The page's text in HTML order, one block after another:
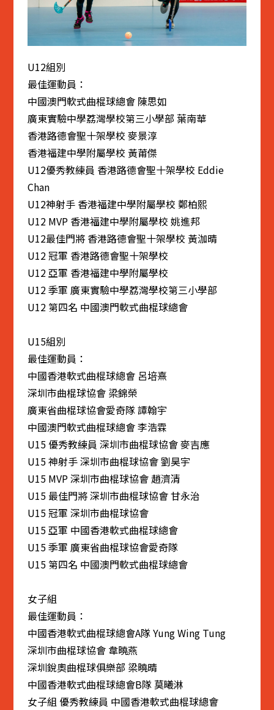
U12組別
最佳運動員：
中國澳門軟式曲棍球總會 陳思如
廣東實驗中學荔灣學校第三小學部 葉南華
香港路德會聖十架學校 麥景淳
香港福建中學附屬學校 黃莆傑
U12優秀教練員 香港路德會聖十架學校 Eddie
Chan
U12神射手 香港福建中學附屬學校 鄭柏熙
U12 MVP 香港福建中學附屬學校 姚進邦
U12最佳門將 香港路德會聖十架學校 黃泇晴
U12 冠軍 香港路德會聖十架學校
U12 亞軍 香港福建中學附屬學校
U12 季軍 廣東實驗中學荔灣學校第三小學部
U12 第四名 中國澳門軟式曲棍球總會
U15組別
最佳運動員：
中國香港軟式曲棍球總會 呂培熹
深圳市曲棍球協會 梁錦榮
廣東省曲棍球協會愛奇隊 譚翰宇
中國澳門軟式曲棍球總會 李浩霖
U15 優秀教練員 深圳市曲棍球協會 麥吉應
U15 神射手 深圳市曲棍球協會 劉昊宇
U15 MVP 深圳市曲棍球協會 趙濟清
U15 最佳門將 深圳市曲棍球協會 甘永治
U15 冠軍 深圳市曲棍球協會
U15 亞軍 中國香港軟式曲棍球總會
U15 季軍 廣東省曲棍球協會愛奇隊
U15 第四名 中國澳門軟式曲棍球總會
女子組
最佳運動員：
中國香港軟式曲棍球總會A隊 Yung Wing Tung
深圳市曲棍球協會 韋曉燕
深圳銳奧曲棍球俱樂部 梁曉晴
中國香港軟式曲棍球總會B隊 莫曦淋
女子組 優秀教練員 中國香港軟式曲棍球總會